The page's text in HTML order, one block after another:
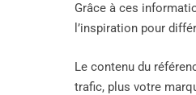
Grâce à ces
l’inspiration pour
Le contenu du
trafic, plus votre